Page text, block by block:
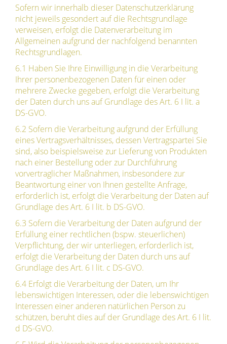
Sofern wir innerhalb dieser Datenschutzerklärung
nicht jeweils gesondert auf die Rechtsgrundlage
verweisen, erfolgt die Datenverarbeitung im
Allgemeinen aufgrund der nachfolgend benannten
Rechtsgrundlagen.
6.1 Haben Sie Ihre Einwilligung in die Verarbeitung
Ihrer personenbezogenen Daten für einen oder
mehrere Zwecke gegeben, erfolgt die Verarbeitung
der Daten durch uns auf Grundlage des Art. 6 I lit. a
DS-GVO.
6.2 Sofern die Verarbeitung aufgrund der Erfüllung
eines Vertragsverhältnisses, dessen Vertragspartei Sie
sind, also beispielsweise zur Lieferung von Produkten
nach einer Bestellung oder zur Durchführung
vorvertraglicher Maßnahmen, insbesondere zur
Beantwortung einer von Ihnen gestellte Anfrage,
erforderlich ist, erfolgt die Verarbeitung der Daten auf
Grundlage des Art. 6 I lit. b DS-GVO.
6.3 Sofern die Verarbeitung der Daten aufgrund der
Erfüllung einer rechtlichen (bspw. steuerlichen)
Verpflichtung, der wir unterliegen, erforderlich ist,
erfolgt die Verarbeitung der Daten durch uns auf
Grundlage des Art. 6 I lit. c DS-GVO.
6.4 Erfolgt die Verarbeitung der Daten, um Ihr
lebenswichtigen Interessen, oder die lebenswichtigen
Interessen einer anderen natürlichen Person zu
schützen, beruht dies auf der Grundlage des Art. 6 I lit.
d DS-GVO.